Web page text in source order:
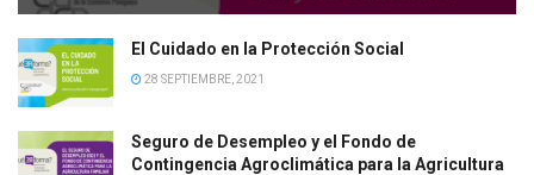
El Cuidado en la Protección Social
28 SEPTIEMBRE, 2021
Seguro de Desempleo y el Fondo de
Contingencia Agroclimática para la Agricultura